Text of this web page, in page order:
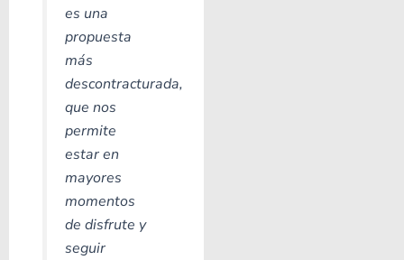
es una
propuesta
más
descontracturada,
que nos
permite
estar en
mayores
momentos
de disfrute y
seguir